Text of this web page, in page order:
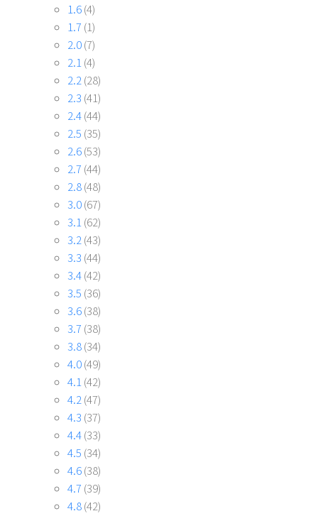
1.6(4)
1.7 (1)
2.0(7)
2.1(4)
2.2(28)
2.3 (41)
2.4(44)
2.5 (35)
2.6(53)
2.7 (44)
2.8(48)
3.0(67)
3.1(62)
3.2(43)
3.3 (44)
3.4(42)
3.5 (36)
3.6(38)
3.7 (38)
3.8(34)
4.0(49)
4.1(42)
4.2(47)
4.3 (37)
4.4(33)
4.5 (34)
4.6(38)
4.7 (39)
4.8(42)